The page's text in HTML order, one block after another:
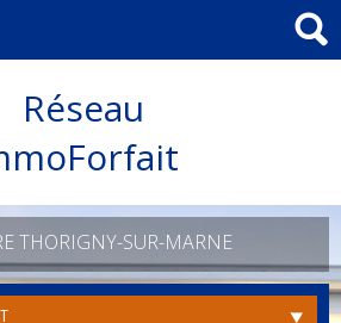
THORIGNY-SUR-MARNE